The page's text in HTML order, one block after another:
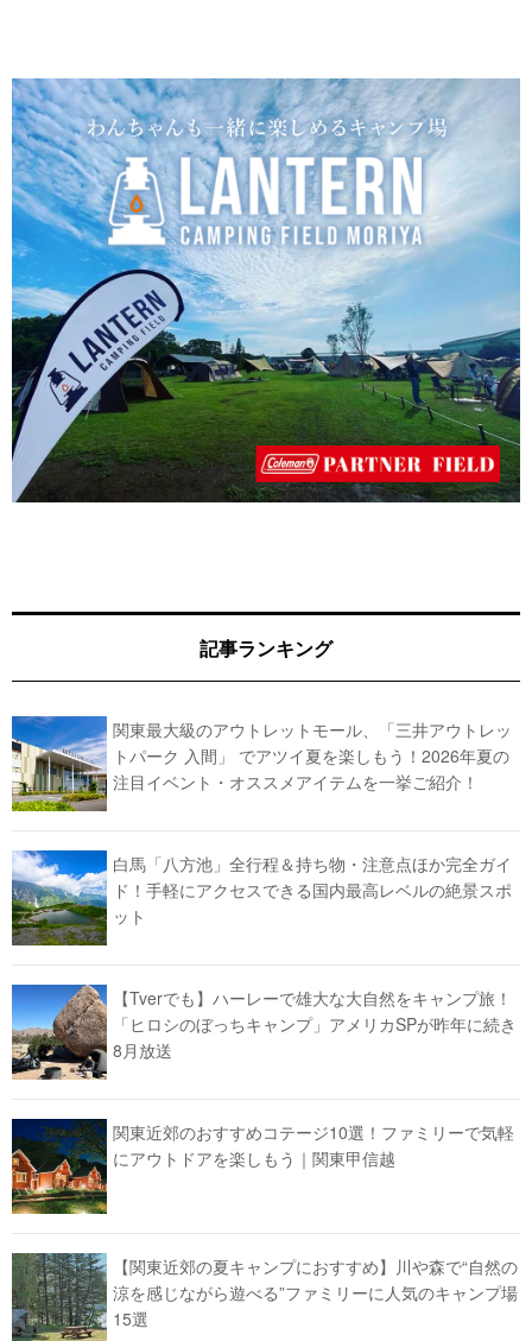
記事ランキング
関東最大級のアウトレットモール、「三井アウトレッ
トパーク 入間」 でアツイ夏を楽しもう！2026年夏の
注目イベント・オススメアイテムを一挙ご紹介！
白馬「八方池」全行程＆持ち物・注意点ほか完全ガイ
ド！手軽にアクセスできる国内最高レベルの絶景スポ
ット
【Tverでも】ハーレーで雄大な大自然をキャンプ旅！
「ヒロシのぼっちキャンプ」アメリカSPが昨年に続き
8月放送
関東近郊のおすすめコテージ10選！ファミリーで気軽
にアウトドアを楽しもう｜関東甲信越
【関東近郊の夏キャンプにおすすめ】川や森で“自然の
涼を感じながら遊べる”ファミリーに人気のキャンプ場
15選